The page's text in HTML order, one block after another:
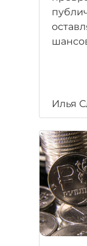
Илья